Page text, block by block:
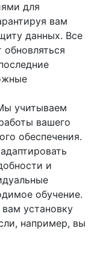
для
вам
данных. Все
учитываем
вашего
обеспечения.
и
обучение.
установку
например, вы